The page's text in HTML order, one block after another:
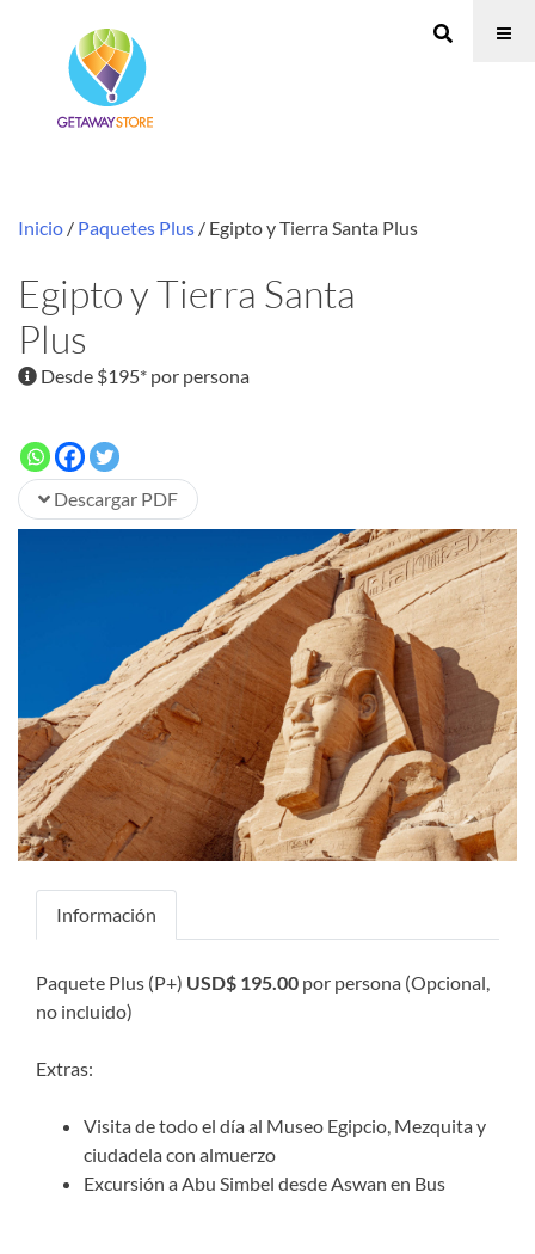
Inicio / Paquetes Plus / Egipto y Tierra Santa Plus
Egipto y Tierra Santa
Plus
Desde $195* por persona
Descargar PDF
Información
Paquete Plus (P+) USD$ 195.00 por persona (Opcional,
no incluido)
Extras:
Visita de todo el día al Museo Egipcio, Mezquita y
ciudadela con almuerzo
Excursión a Abu Simbel desde Aswan en Bus